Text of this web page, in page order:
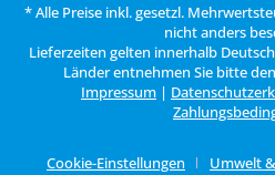
* Alle Preise inkl. gesetzl.
nicht anders
Lieferzeiten gelten innerhalb
Länder entnehmen Sie bitte den
Impressum |
Cookie-Einstellungen Umwelt